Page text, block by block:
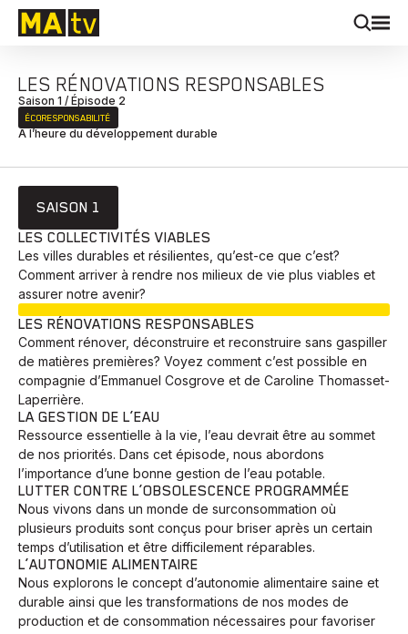
LES RÉNOVATIONS RESPONSABLES
Saison 1 / Épisode 2
ÉCORESPONSABILITÉ
À l’heure du développement durable
SAISON 1
LES COLLECTIVITÉS VIABLES
Les villes durables et résilientes, qu’est-ce que c’est?
Comment arriver à rendre nos milieux de vie plus viables et
assurer notre avenir?
LES RÉNOVATIONS RESPONSABLES
Comment rénover, déconstruire et reconstruire sans gaspiller
de matières premières? Voyez comment c’est possible en
compagnie d’Emmanuel Cosgrove et de Caroline Thomasset-
Laperrière.
LA GESTION DE L’EAU
Ressource essentielle à la vie, l’eau devrait être au sommet
de nos priorités. Dans cet épisode, nous abordons
l’importance d’une bonne gestion de l’eau potable.
LUTTER CONTRE L’OBSOLESCENCE PROGRAMMÉE
Nous vivons dans un monde de surconsommation où
plusieurs produits sont conçus pour briser après un certain
temps d’utilisation et être difficilement réparables.
L’AUTONOMIE ALIMENTAIRE
Nous explorons le concept d’autonomie alimentaire saine et
durable ainsi que les transformations de nos modes de
production et de consommation nécessaires pour favoriser